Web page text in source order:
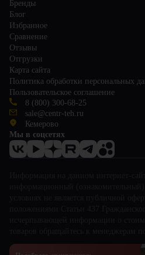
Бренды
Блог
Избранное
Сравнение
Отзывы
Отгрузки
Карта сайта
Политика обработки персональных
Пользовательское соглашение
8 (800) 300-68-25
sale@centr-teh.ru
Кемерово
Мы в соцсетях
положениями Статьи 437
исчерпывающей информации о